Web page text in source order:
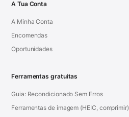
A Tua Conta
A Minha Conta
Encomendas
Oportunidades
Ferramentas gratuitas
Guia: Recondicionado Sem Erros
Ferramentas de imagem (HEIC, comprimir)